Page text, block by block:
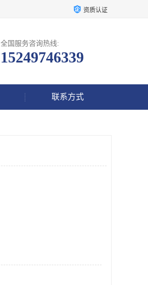
资质认证
全国服务咨询热线:
15249746339
联系方式